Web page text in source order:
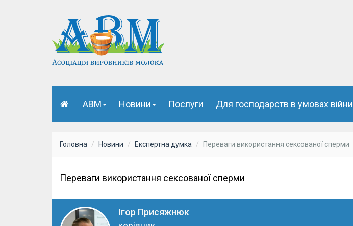
АВМ Новини Послуги Для господарств в умовах війни
Головна Новини Експертна думка Переваги використання сексованої сперми
Переваги використання сексованої сперми
Ігор Присяжнюк